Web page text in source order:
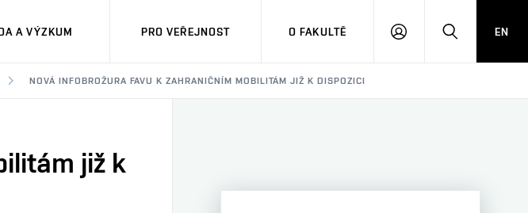
A VÝZKUM PRO VEŘEJNOST O FAKULTĚ
PŘIHLÁSITHLEDAT
EN
NOVÁ INFOBROŽURA FAVU K ZAHRANIČNÍM MOBILITÁM JIŽ K DISPOZICI
již k